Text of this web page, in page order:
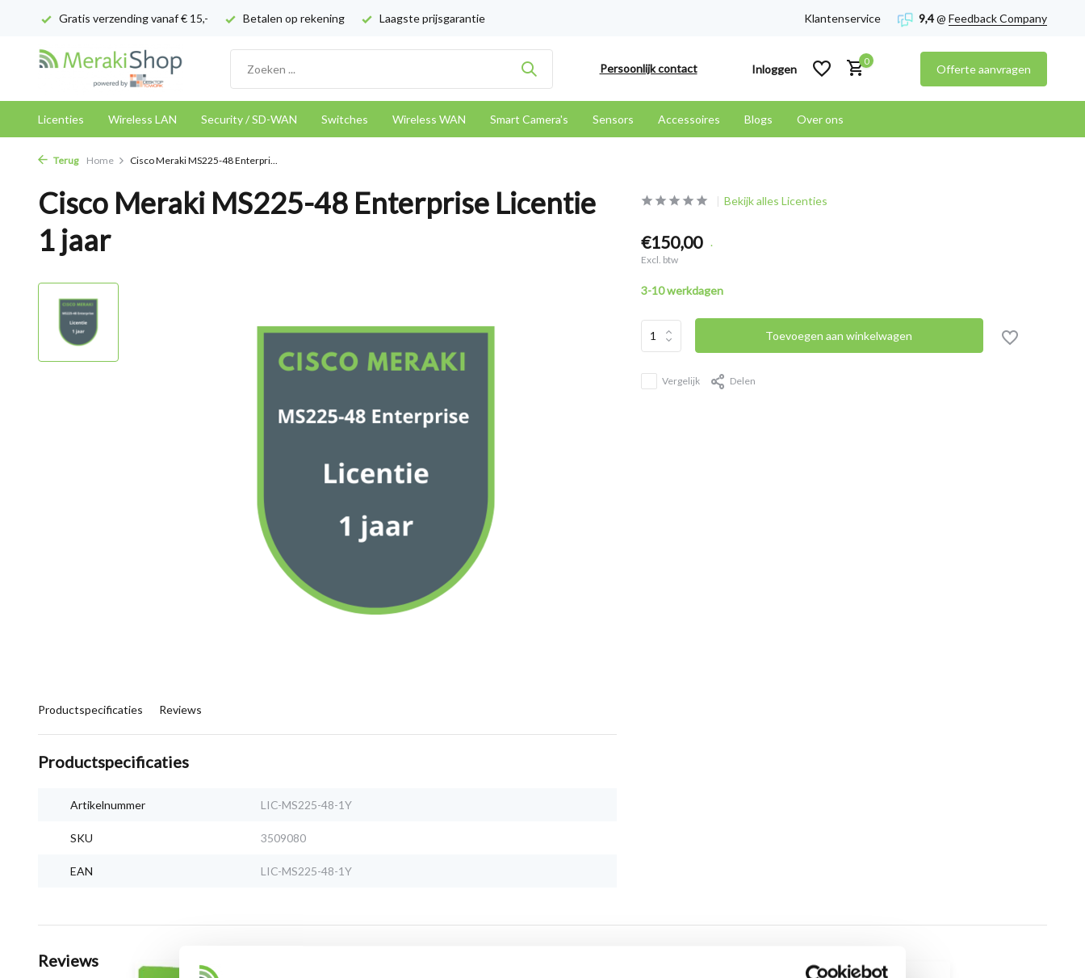
Gratis verzending vanaf € 15,- Betalen op rekening Laagste prijsgarantie Klantenservice 9,4@ Feedback Company
Persoonlijk contact Inloggen
0
Offerte aanvragen
Licenties Wireless LAN Security / SD-WAN Switches Wireless WAN Smart Camera's Sensors Accessoires Blogs Over ons
Terug Home Cisco Meraki MS225-48 Enterpri...
Cisco Meraki MS225-48 Enterprise Licentie
1 jaar
Productspecificaties Reviews
Productspecificaties
Artikelnummer LIC-MS225-48-1Y
SKU 3509080
EAN LIC-MS225-48-1Y
Bekijk alles Licenties
€150,00 .
Excl. btw
3-10 werkdagen
Toevoegen aan winkelwagen
Vergelijk Delen
Reviews